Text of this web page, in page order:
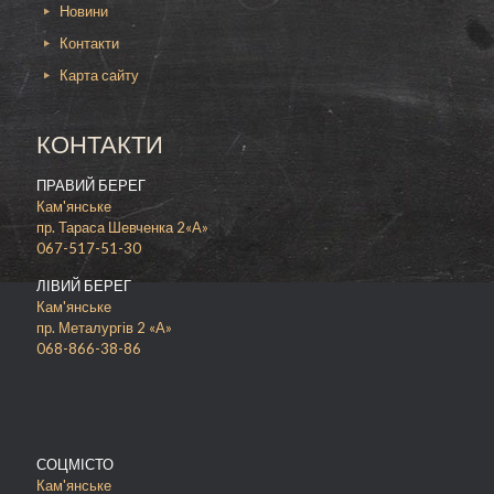
всієї родини – це смачний шашлик зі скумбрії.
Якщо немає часу та можливості приготувати
щось особливе, доставка додому – це те, що
вам потрібно. Оформіть замовлення на сайті
«Шашлик-майстер», та у вказаний вами час із
задоволенням насолоджуйтесь смаком
улюбленої страви. Запрошуємо вас відвідати
наш ресторан у м. Кам’янське. Існує прислів’я:
«Ми – це те, що ми їмо», – тому подумайте, чим
годувати себе та своїх рідних. Для вас,
безперечно, відкриються нові горизонти
поживної та корисної їжі.
Новини
Контакти
Карта сайту
КОНТАКТИ
ПРАВИЙ БЕРЕГ
Кам'янське
пр. Тараса Шевченка 2«А»
067-517-51-30
ЛІВИЙ БЕРЕГ
Кам'янське
пр. Металургів 2 «А»
068-866-38-86
СОЦМІСТО
Кам'янське